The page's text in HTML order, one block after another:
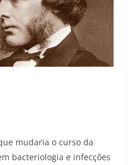
mudaria o curso da
bacteriologia e infecções